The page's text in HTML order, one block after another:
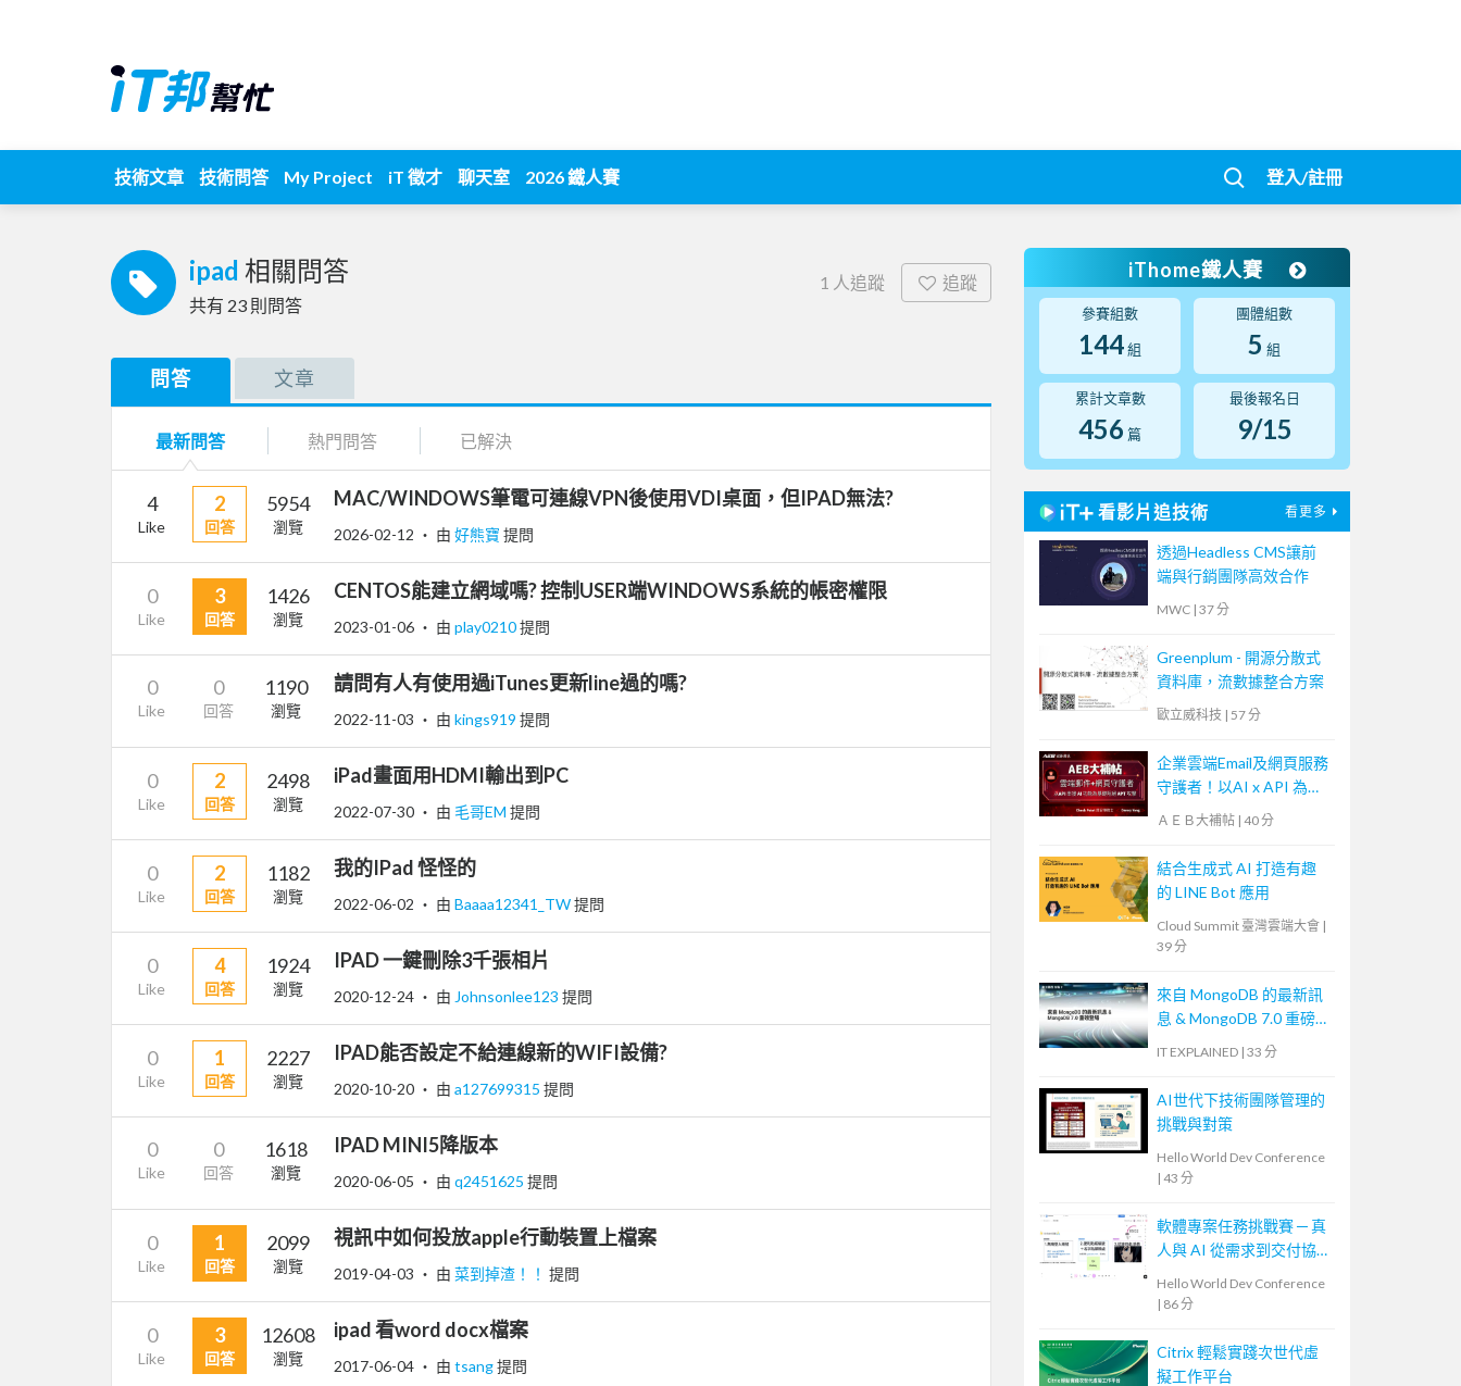
技術文章 技術問答 My Project iT 徵才 聊天室 2026 鐵人賽 登入/註冊
ipad 相關問答
共有 23 則問答
1 人追蹤 追蹤
問答 文章
最新問答 熱門問答 已解決
4
Like
2
回答
5954
瀏覽
MAC/WINDOWS筆電可連線VPN後使用VDI桌面，但IPAD無法?
2026-02-12 ‧ 由 好熊寶 提問
0
Like
3
回答
1426
瀏覽
CENTOS能建立網域嗎? 控制USER端WINDOWS系統的帳密權限
2023-01-06 ‧ 由 play0210提問
0
Like
0
回答
1190
瀏覽
請問有人有使用過iTunes更新line過的嗎?
2022-11-03 ‧ 由 kings919 提問
0
Like
2
回答
2498
瀏覽
iPad畫面用HDMI輸出到PC
2022-07-30 ‧ 由 毛哥EM 提問
0
Like
2
回答
1182
瀏覽
我的IPad 怪怪的
2022-06-02 ‧ 由 Baaaa12341_TW提問
0
Like
4
回答
1924
瀏覽
IPAD 一鍵刪除3千張相片
2020-12-24 ‧ 由 Johnsonlee123 提問
0
Like
1
回答
2227
瀏覽
IPAD能否設定不給連線新的WIFI設備?
2020-10-20 ‧ 由 a127699315 提問
0
Like
0
回答
1618
瀏覽
IPAD MINI5降版本
2020-06-05 ‧ 由 q2451625 提問
0
Like
1
回答
2099
瀏覽
視訊中如何投放apple行動裝置上檔案
2019-04-03 ‧ 由 菜到掉渣！！ 提問
0
Like
3
回答
12608
瀏覽
ipad 看word docx檔案
2017-06-04 ‧ 由 tsang提問
iThome鐵人賽
參賽組數
144組
團體組數
5 組
累計文章數
456 篇
最後報名日
9/15
看影片追技術 看更多
透過Headless CMS讓前
端與行銷團隊高效合作
MWC | 37 分
Greenplum - 開源分散式
資料庫，流數據整合方案
歐立威科技 | 57 分
企業雲端Email及網頁服務
守護者！以AI x API 為基
礎阻絕APT攻擊【宏碁資
ＡＥＢ大補帖 | 40 分
結合生成式 AI 打造有趣
的 LINE Bot 應用
Cloud Summit 臺灣雲端大會 |
39 分
來自 MongoDB 的最新訊
息 & MongoDB 7.0 重磅登
IT EXPLAINED | 33 分
AI世代下技術團隊管理的
挑戰與對策
Hello World Dev Conference
| 43 分
軟體專案任務挑戰賽 ─ 真
人與 AI 從需求到交付協
Hello World Dev Conference
| 86 分
Citrix 輕鬆實踐次世代虛
擬工作平台